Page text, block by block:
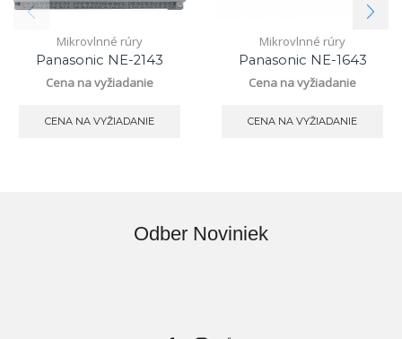
Mikrovlnné rúry
Panasonic NE-2143
Cena na vyžiadanie
CENA NA VYŽIADANIE
Mikrovlnné rúry
Panasonic NE-1643
Cena na vyžiadanie
CENA NA VYŽIADANIE
Odber Noviniek